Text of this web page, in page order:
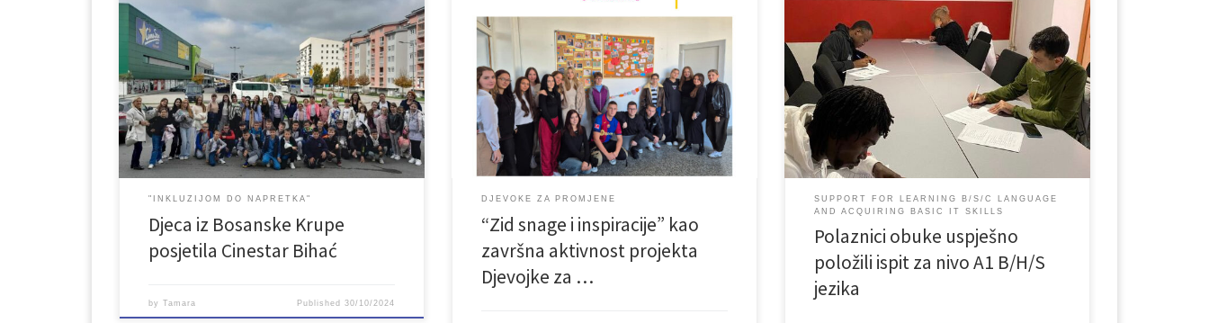
U sklopu projekta “Inkluzijom do napretka” danas su
djeca iz Bosanske Krupe, njih 50, u pratnji svojih
učiteljica imali priliku pogledati dječiji film Izvrnuto
obrnuto 2 u Cinestar Bihać. Djevojčica Riley slavi 13.
rođendan i stiže nekoliko novih emocija koje će
izazvati haos u njenom životu. Emocije strah, sreća,
tuga, […]
"INKLUZIJOM DO NAPRETKA"
Djeca iz Bosanske Krupe
posjetila Cinestar Bihać
by Tamara Published30/10/2024
U okviru projekta Djevojke za promjene, održana je
završna radionica “Zid snage i inspiracije”. Učesnice i
učesnici su dobili priliku da istraže inspirativne priče
uspješnih žena i izrade pano pod nazivom „Žene
koje su obilježile svijet,“ koji će u budućnosti služiti
kao podsjetnik na doprinos poznatih žena, ali i kao
[…]
DJEVOKE ZA PROMJENE
“Zid snage i inspiracije” kao
završna aktivnost projekta
Djevojke za …
Nakon četiri mjeseca nastave u sklopu projekta
„Podrška za učenje B/H/S jezika i sticanje osnovnih
IT vještina“ polaznici obuke iz Burkine Faso,
Demokratske Republike Kongo i Afganistana su u
subotu, 19. oktobra 2024. godine, pristupili
polaganju ispita za nivo A1 B/H/S jezika i uspješno
položili test. To je velik uspjeh […]
SUPPORT FOR LEARNING B/S/C LANGUAGE
AND ACQUIRING BASIC IT SKILLS
Polaznici obuke uspješno
položili ispit za nivo A1 B/H/S
jezika